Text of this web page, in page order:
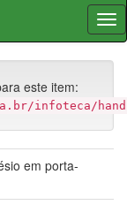
este item:
infoteca/
em porta-